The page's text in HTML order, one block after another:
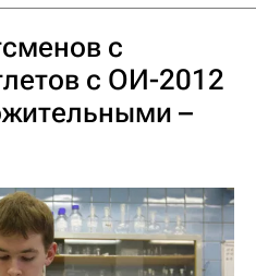
с
с ОИ-2012
–